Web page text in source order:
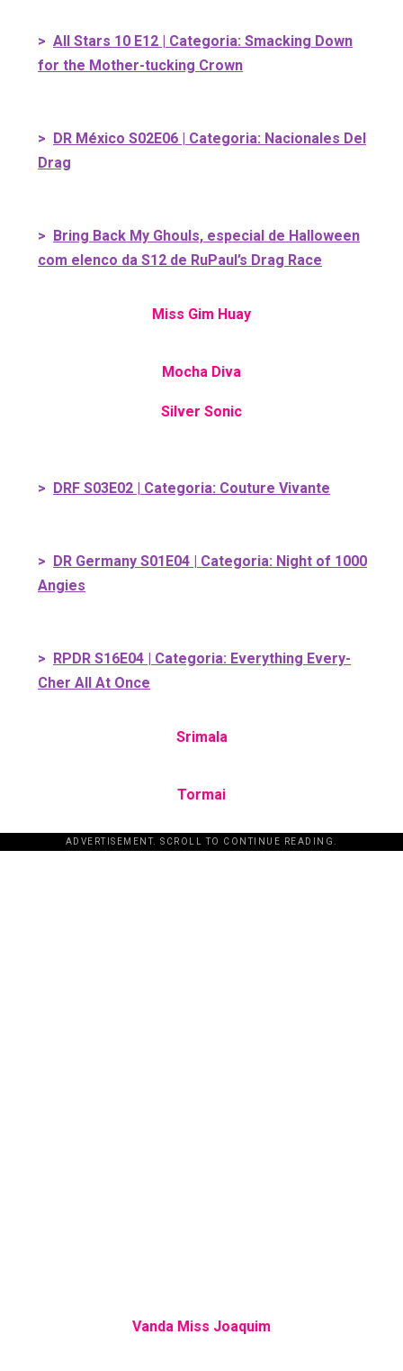
> All Stars 10 E12 | Categoria: Smacking Down
for the Mother-tucking Crown
> DR México S02E06 | Categoria: Nacionales Del
Drag
> Bring Back My Ghouls, especial de Halloween
com elenco da S12 de RuPaul’s Drag Race
Miss Gim Huay
Mocha Diva
Silver Sonic
> DRF S03E02 | Categoria: Couture Vivante
> DR Germany S01E04 | Categoria: Night of 1000
Angies
> RPDR S16E04 | Categoria: Everything Every-
Cher All At Once
Srimala
Tormai
ADVERTISEMENT. SCROLL TO CONTINUE READING.
Vanda Miss Joaquim